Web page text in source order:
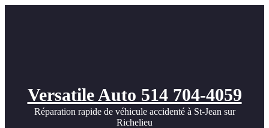
Versatile Auto 514 704-4059
Réparation rapide de véhicule accidenté à St-Jean sur
Richelieu